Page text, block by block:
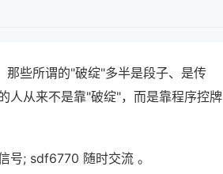
些所谓的"破绽"多半是段子、是传
人从来不是靠"破绽"，而是靠程序控牌
号; sdf6770 随时交流 。